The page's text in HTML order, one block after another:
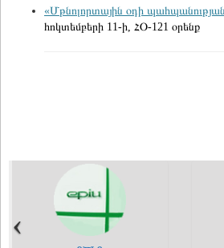
«Մթնոլորտային օդի
հոկտեմբերի 11-ի, ՀՕ-121 օրենք
‹
‹